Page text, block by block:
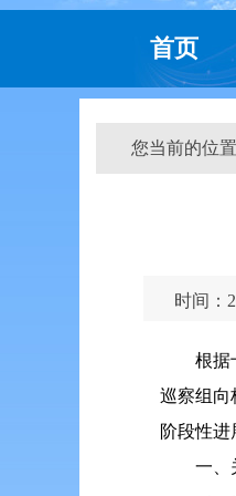
首页
您当前的位置
时间：
根据
巡察组向
阶段性进
一、